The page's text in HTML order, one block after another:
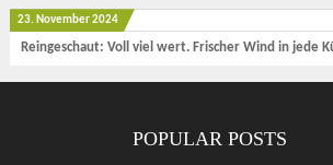
23. November 2024
Reingeschaut: Voll viel wert. Frischer Wind in jede
POPULAR POSTS